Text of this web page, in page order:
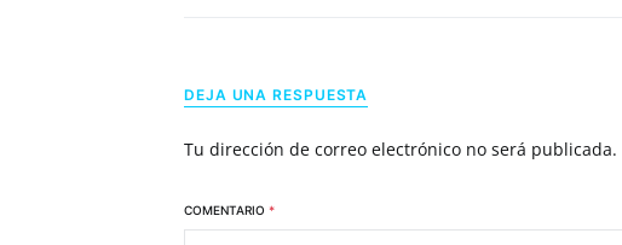
DEJA UNA RESPUESTA
Tu dirección de correo electrónico no será publicada.
COMENTARIO *